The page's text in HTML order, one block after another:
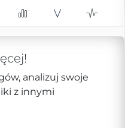
analizuj swoje
z innymi